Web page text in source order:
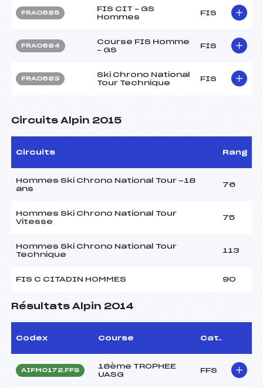
FRA0685
FIS CIT – GS
Hommes
FIS
FRA0684
Course FIS Homme
– GS
FIS
FRA0683
Ski Chrono National
Tour Technique
FIS
Circuits Alpin 2015
Circuits Rang
Hommes Ski Chrono National Tour -18
ans
76
Hommes Ski Chrono National Tour
Vitesse
75
Hommes Ski Chrono National Tour
Technique
113
FIS C CITADIN HOMMES 90
Résultats Alpin 2014
Codex Course Cat.
AIFM0172.FFS
18ème TROPHEE
UASG
FFS